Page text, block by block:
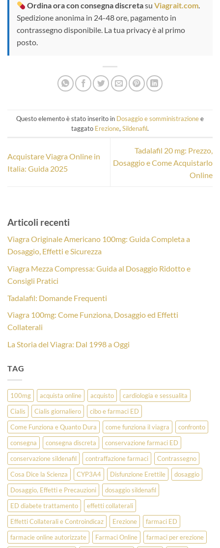
Ordina ora con consegna discretasuViagrait.com.
Spedizione anonima in 24-48 ore, pagamento in
contrassegno disponibile. La tua privacy è al primo
posto.
Questo elemento è stato inserito in Dosaggio e somministrazionee
taggato Erezione, Sildenafil.
Acquistare Viagra Online in
Italia: Guida 2025
Tadalafil 20 mg: Prezzo,
Dosaggio e Come Acquistarlo
Online
Articoli recenti
Viagra Originale Americano 100mg: Guida Completa a
Dosaggio, Effetti e Sicurezza
Viagra Mezza Compressa: Guida al Dosaggio Ridotto e
Consigli Pratici
Tadalafil: Domande Frequenti
Viagra 100mg: Come Funziona, Dosaggio ed Effetti
Collaterali
La Storia del Viagra: Dal 1998 a Oggi
TAG
100mg acquista online acquisto
cardiologia e sessualita
Cialis
Cialis giornaliero
cibo e farmaci ED
Come Funziona e Quanto Dura
come funziona il viagra
confronto
consegna
consegna discreta
conservazione farmaci ED
conservazione sildenafil
contraffazione farmaci
Contrassegno
Cosa Dice la Scienza
CYP3A4 Disfunzione Erettile
dosaggio
Dosaggio, Effetti e Precauzioni
dosaggio sildenafil
ED diabete trattamento
effetti collaterali
Effetti Collaterali e Controindicaz
Erezione
farmaci ED
farmacie online autorizzate
Farmaci Online farmaci per erezione